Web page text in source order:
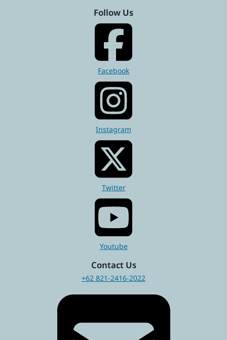
Follow Us
Facebook
Instagram
Twitter
Youtube
Contact Us
+62 821-2416-2022